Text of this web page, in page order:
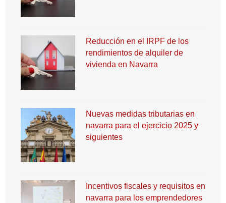
Reducción en el IRPF de los
rendimientos de alquiler de
vivienda en Navarra
Nuevas medidas tributarias en
navarra para el ejercicio 2025 y
siguientes
Incentivos fiscales y requisitos en
navarra para los emprendedores